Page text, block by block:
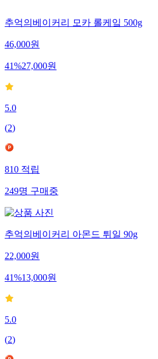
추억의베이커리 모카 롤케잌 500g
46,000원
41%27,000원
5.0
(2)
810 적립
249명 구매중
추억의베이커리 아몬드 튀일 90g
22,000원
41%13,000원
5.0
(2)